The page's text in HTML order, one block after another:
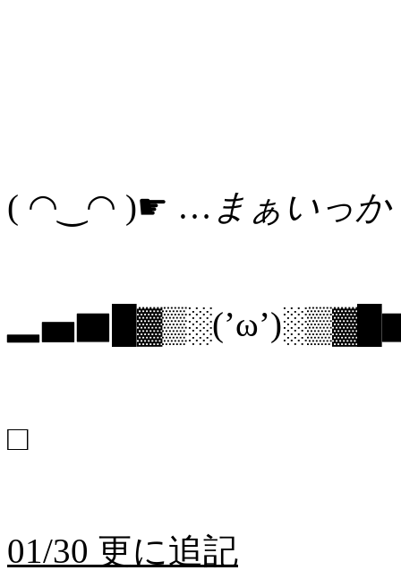
( ◠‿◠ )☛ … まぁいっか
□
01/30 更に追記